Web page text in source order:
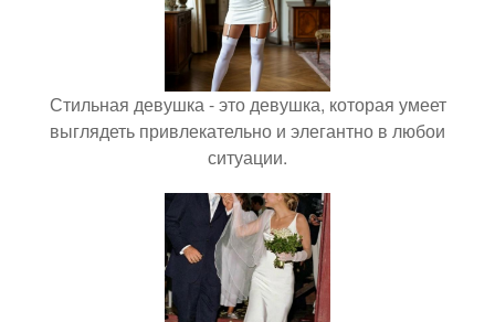
Стильная девушка - это девушка, которая умеет
выглядеть привлекательно и элегантно в любои
ситуации.